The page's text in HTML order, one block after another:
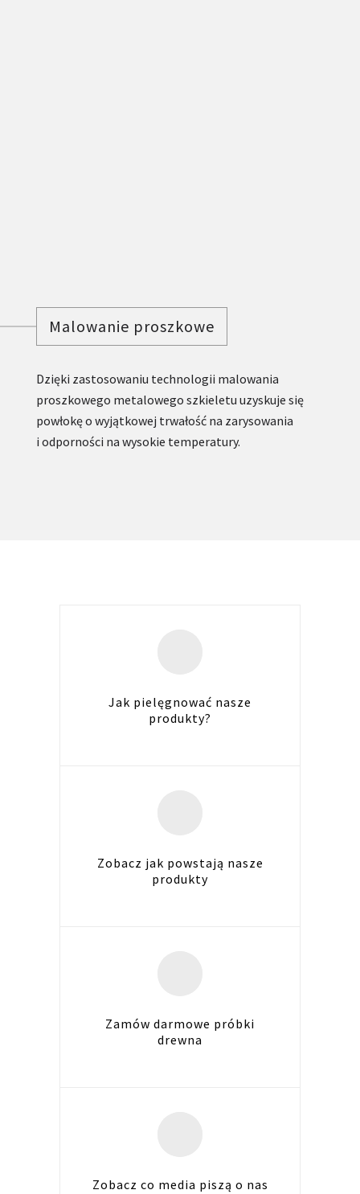
Malowanie proszkowe
Dzięki zastosowaniu technologii malowania
proszkowego metalowego szkieletu uzyskuje się
powłokę o wyjątkowej trwałość na zarysowania
i odporności na wysokie temperatury.
Jak pielęgnować nasze
produkty?
Zobacz jak powstają nasze
produkty
Zamów darmowe próbki
drewna
Zobacz co media piszą o nas